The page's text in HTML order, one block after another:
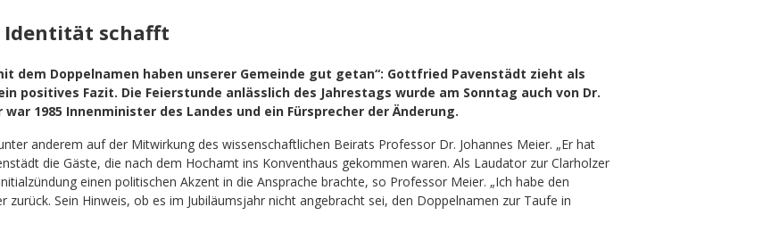
Identität schafft
dem Doppelnamen haben unserer Gemeinde gut getan“: Gottfried Pavenstädt zieht als
positives Fazit. Die Feierstunde anlässlich des Jahrestags wurde am Sonntag auch von Dr.
1985 Innenminister des Landes und ein Fürsprecher der Änderung.
anderem auf der Mitwirkung des wissenschaftlichen Beirats Professor Dr. Johannes Meier. „Er hat
die Gäste, die nach dem Hochamt ins Konventhaus gekommen waren. Als Laudator zur Clarholzer
einen politischen Akzent in die Ansprache brachte, so Professor Meier. „Ich habe den
zurück. Sein Hinweis, ob es im Jubiläumsjahr nicht angebracht sei, den Doppelnamen zur Taufe in